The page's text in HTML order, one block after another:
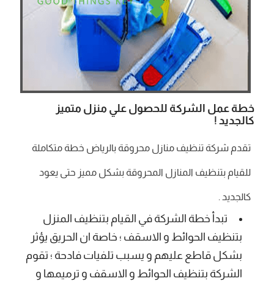
خطة عمل الشركة للحصول علي منزل متميز
كالجديد !
تقدم شركة تنظيف منازل محروقة بالرياض خطة متكاملة
للقيام بتنظيف المنازل المحروقة بشكل مميز حتى يعود
كالجديد .
تبدأ خطة الشركة في القيام بتنظيف المنزل
بتنظيف الحوائط و الاسقف ؛ خاصة ان الحريق يؤثر
بشكل قاطع عليهم و يسبب تلفيات فادحة ؛ تقوم
الشركة بتنظيف الحوائط و الاسقف و ترميمها و